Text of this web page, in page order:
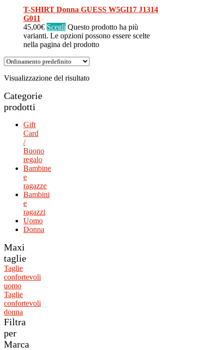
T-SHIRT Donna GUESS W5GI17 J1314
G011
45,00€ Scegli Questo prodotto ha più
varianti. Le opzioni possono essere scelte
nella pagina del prodotto
Visualizzazione del risultato
Categorie
prodotti
Gift
Card
/
Buono
regalo
Bambine
e
ragazze
Bambini
e
ragazzi
Uomo
Donna
Maxi
taglie
Taglie
confortevoli
uomo
Taglie
confortevoli
donna
Filtra
per
Marca